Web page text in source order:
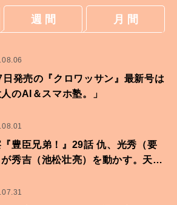
週 間 月 間
日発売の『クロワッサン』最新号は
人のAI＆スマホ塾。」
豊臣兄弟！』29話 仇、光秀（要
秀吉（池松壮亮）を動かす。天下